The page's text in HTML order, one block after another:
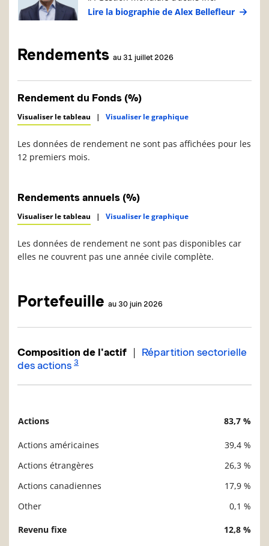
Lire la biographie de Alex Bellefleur
Rendements au 31 juillet 2026
Rendement du Fonds (%)
Visualiser le tableau | Visualiser le graphique
Les données de rendement ne sont pas affichées pour les
12 premiers mois.
Rendements annuels (%)
Visualiser le tableau | Visualiser le graphique
Les données de rendement ne sont pas disponibles car
elles ne couvrent pas une année civile complète.
Portefeuille au 30 juin 2026
Composition de l'actif | Répartition sectorielle
des actions 3
Actions 83,7 %
Actions américaines
39,4 %
Actions étrangères
26,3 %
Actions canadiennes
17,9 %
Other
0,1 %
Revenu fixe 12,8 %